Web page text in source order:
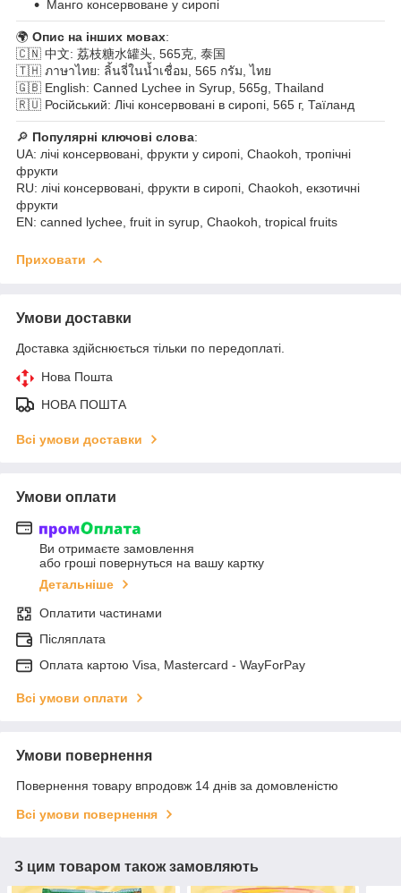
Манго консервоване у сиропі
🌍 Опис на інших мовах:
🇨🇳 中文: 荔枝糖水罐头, 565克, 泰国
🇹🇭 ภาษาไทย: ลิ้นจี่ในน้ำเชื่อม, 565 กรัม, ไทย
🇬🇧 English: Canned Lychee in Syrup, 565g, Thailand
🇷🇺 Російський: Лічі консервовані в сиропі, 565 г, Таїланд
🔎 Популярні ключові слова:
UA: лічі консервовані, фрукти у сиропі, Chaokoh, тропічні
фрукти
RU: лічі консервовані, фрукти в сиропі, Chaokoh, екзотичні
фрукти
EN: canned lychee, fruit in syrup, Chaokoh, tropical fruits
Приховати
Умови доставки
Доставка здійснюється тільки по передоплаті.
Нова Пошта
НОВА ПОШТА
Всі умови доставки
Умови оплати
Ви отримаєте замовлення
або гроші повернуться на вашу картку
Детальніше
Оплатити частинами
Післяплата
Оплата картою Visa, Mastercard - WayForPay
Всі умови оплати
Умови повернення
Повернення товару впродовж 14 днів за домовленістю
Всі умови повернення
З цим товаром також замовляють